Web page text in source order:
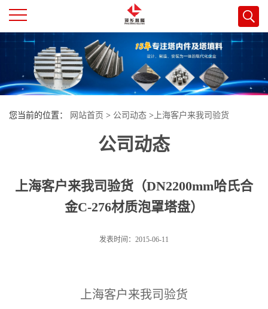
公
司
您当前的位置： 网站首页 > 公司动态 > 上海客户来我司验货
（DN2200mm哈氏合金C-276材质泡罩塔盘）
公司动态
上海客户来我司验货（DN2200mm哈氏合
金C-276材质泡罩塔盘）
发表时间：2015-06-11
上海客户来我司验货